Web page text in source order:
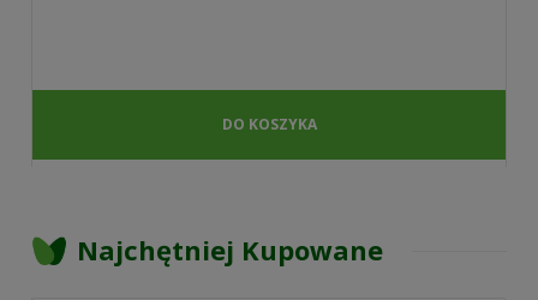
DO KOSZYKA
Najchętniej Kupowane